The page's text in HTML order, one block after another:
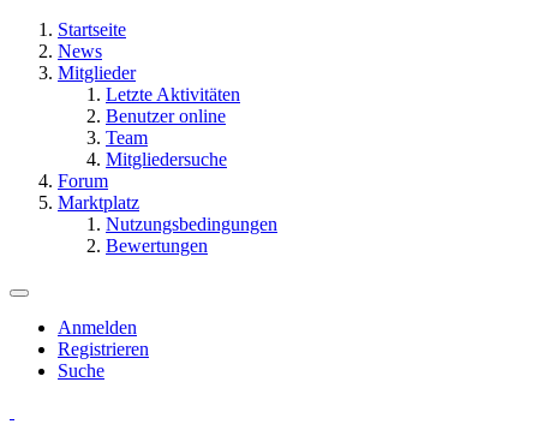
Startseite
News
Mitglieder
Letzte Aktivitäten
Benutzer online
Team
Mitgliedersuche
Forum
Marktplatz
Nutzungsbedingungen
Bewertungen
Anmelden
Registrieren
Suche